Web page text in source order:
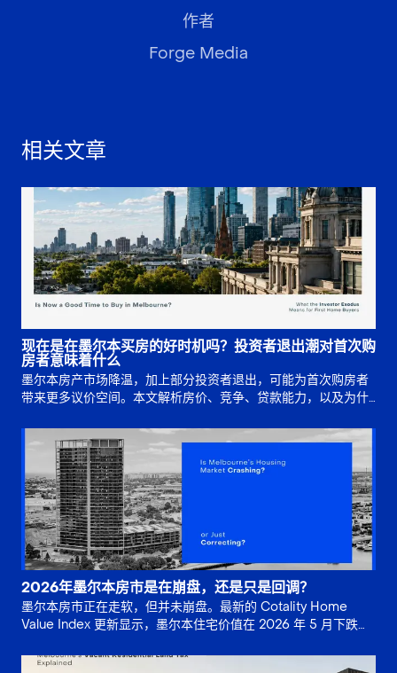
作者
Forge Media
相关文章
现在是在墨尔本买房的好时机吗？投资者退出潮对首次购
房者意味着什么
墨尔本房产市场降温，加上部分投资者退出，可能为首次购房者
带来更多议价空间。本文解析房价、竞争、贷款能力，以及为什
2026年墨尔本房市是在崩盘，还是只是回调？
墨尔本房市正在走软，但并未崩盘。最新的 Cotality Home
Value Index 更新显示，墨尔本住宅价值在 2026 年 5 月下跌